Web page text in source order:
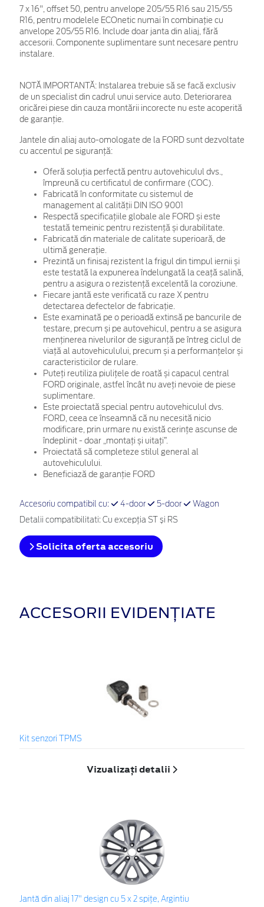
7 x 16", offset 50, pentru anvelope 205/55 R16 sau 215/55
R16, pentru modelele ECOnetic numai în combinaţie cu
anvelope 205/55 R16. Include doar janta din aliaj, fără
accesorii. Componente suplimentare sunt necesare pentru
instalare.
NOTĂ IMPORTANTĂ: Instalarea trebuie să se facă exclusiv
de un specialist din cadrul unui service auto. Deteriorarea
oricărei piese din cauza montării incorecte nu este acoperită
de garanţie.
Jantele din aliaj auto-omologate de la FORD sunt dezvoltate
cu accentul pe siguranță:
Oferă soluția perfectă pentru autovehiculul dvs.,
împreună cu certificatul de confirmare (COC).
Fabricată în conformitate cu sistemul de
management al calității DIN ISO 9001
Respectă specificațiile globale ale FORD și este
testată temeinic pentru rezistență și durabilitate.
Fabricată din materiale de calitate superioară, de
ultimă generație.
Prezintă un finisaj rezistent la frigul din timpul iernii și
este testată la expunerea îndelungată la ceață salină,
pentru a asigura o rezistență excelentă la coroziune.
Fiecare jantă este verificată cu raze X pentru
detectarea defectelor de fabricație.
Este examinată pe o perioadă extinsă pe bancurile de
testare, precum și pe autovehicul, pentru a se asigura
menținerea nivelurilor de siguranță pe întreg ciclul de
viață al autovehiculului, precum și a performanțelor și
caracteristicilor de rulare.
Puteți reutiliza piulițele de roată și capacul central
FORD originale, astfel încât nu aveți nevoie de piese
suplimentare.
Este proiectată special pentru autovehiculul dvs.
FORD, ceea ce înseamnă că nu necesită nicio
modificare, prin urmare nu există cerințe ascunse de
îndeplinit - doar „montați și uitați”.
Proiectată să completeze stilul general al
autovehiculului.
Beneficiază de garanție FORD
Accesoriu compatibil cu: 4-door 5-door Wagon
Detalii compatibilitati: Cu excepţia ST și RS
Solicita oferta accesoriu
ACCESORII EVIDENȚIATE
Kit senzori TPMS
Vizualizați detalii
Jantă din aliaj 17" design cu 5 x 2 spiţe, Argintiu